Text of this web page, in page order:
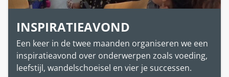
INSPIRATIEAVOND
Een keer in de twee maanden organiseren we een
inspiratieavond over onderwerpen zoals voeding,
leefstijl, wandelschoeisel en vier je successen.